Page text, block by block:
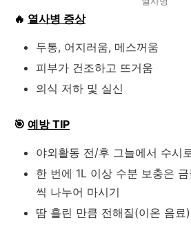
🔥 열사병 증상
두통, 어지러움, 메스꺼움
피부가 건조하고 뜨거움
의식 저하 및 실신
🎯 예방 TIP
야외활동 전/후 그늘에서 수시
한 번에 1L 이상 수분 보충은
씩 나누어 마시기
땀 흘린 만큼 전해질(이온 음료